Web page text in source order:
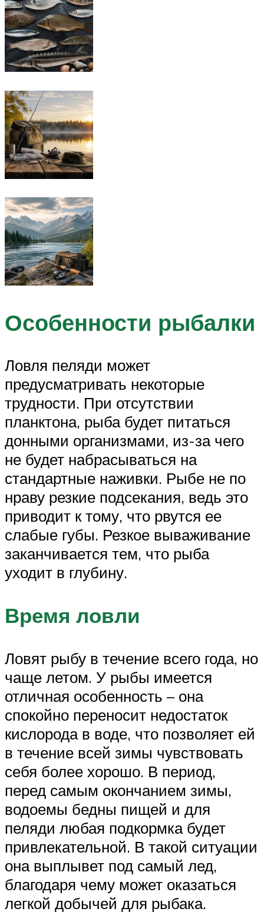
Особенности рыбалки
Ловля пеляди может
предусматривать некоторые
трудности. При отсутствии
планктона, рыба будет питаться
донными организмами, из-за чего
не будет набрасываться на
стандартные наживки. Рыбе не по
нраву резкие подсекания, ведь это
приводит к тому, что рвутся ее
слабые губы. Резкое вываживание
заканчивается тем, что рыба
уходит в глубину.
Время ловли
Ловят рыбу в течение всего года, но
чаще летом. У рыбы имеется
отличная особенность – она
спокойно переносит недостаток
кислорода в воде, что позволяет ей
в течение всей зимы чувствовать
себя более хорошо. В период,
перед самым окончанием зимы,
водоемы бедны пищей и для
пеляди любая подкормка будет
привлекательной. В такой ситуации
она выплывет под самый лед,
благодаря чему может оказаться
легкой добычей для рыбака.